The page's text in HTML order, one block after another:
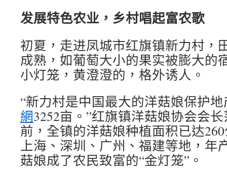
发展特色农业，乡村唱起富农歌
初夏，走进凤城市红旗镇新力村，
成熟，如葡萄大小的果实被膨大的
小灯笼，黄澄澄的，格外诱人。
“新力村是中国最大的洋菇娘保护
網3252亩。”红旗镇洋菇娘协会会
前，全镇的洋菇娘种植面积已达
上海、深圳、广州、福建等地，年
菇娘成了农民致富的“金灯笼”。